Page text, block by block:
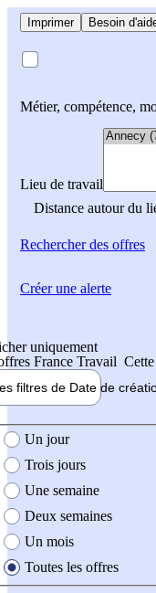
Imprimer Besoin
Métier, compétence,
Lieu de travail
Distance autour du
Rechercherdes offres
uniquement
France Travail
filtres de Date de
création de l'offre
Un jour
Trois jours
Une semaine
Deux semaines
Un mois
Toutes les offres
Créer une alerte